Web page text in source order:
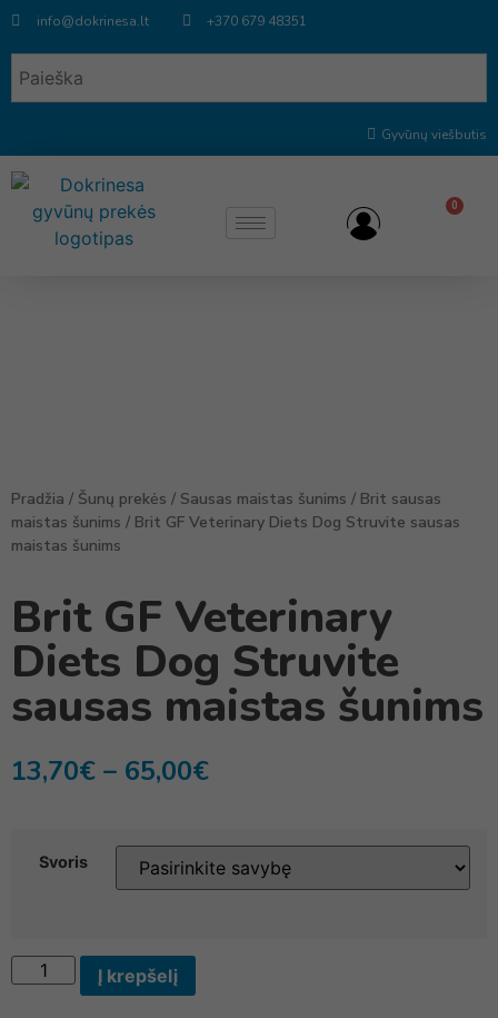
info@dokrinesa.lt +370 679 48351
Gyvūnų viešbutis
0
Pradžia / Šunų prekės / Sausas maistas šunims / Brit sausas
maistas šunims / Brit GF Veterinary Diets Dog Struvite sausas
maistas šunims
Brit GF Veterinary
Diets Dog Struvite
sausas maistas šunims
13,70€ – 65,00€
Svoris
Į krepšelį